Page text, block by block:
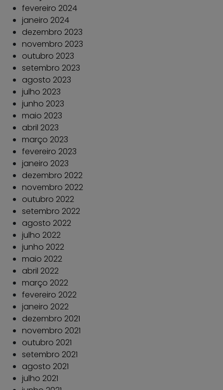
fevereiro 2024
janeiro 2024
dezembro 2023
novembro 2023
outubro 2023
setembro 2023
agosto 2023
julho 2023
junho 2023
maio 2023
abril 2023
março 2023
fevereiro 2023
janeiro 2023
dezembro 2022
novembro 2022
outubro 2022
setembro 2022
agosto 2022
julho 2022
junho 2022
maio 2022
abril 2022
março 2022
fevereiro 2022
janeiro 2022
dezembro 2021
novembro 2021
outubro 2021
setembro 2021
agosto 2021
julho 2021